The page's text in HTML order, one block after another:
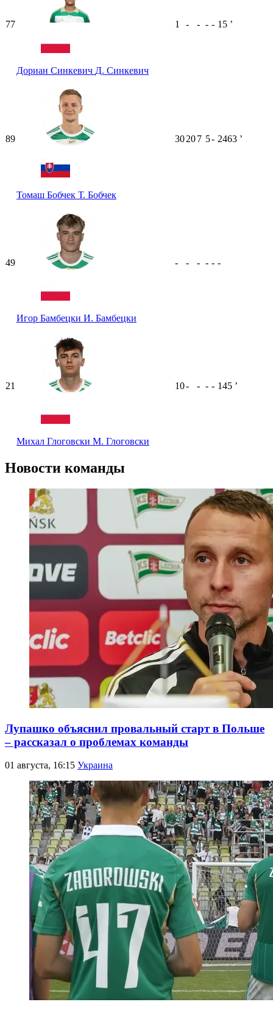
77
Дориан Синкевич Д. Синкевич
1 - - - - 15 ʼ
89
Томаш Бобчек Т. Бобчек
30207 5- 2463 ʼ
49
Игор Бамбецки И. Бамбецки
- - - - - -
21
Михал Глоговски М. Глоговски
10- - - - 145 ʼ
Новости команды
Лупашко объяснил провальный старт в Польше
– рассказал о проблемах команды
01 августа, 16:15 Украина